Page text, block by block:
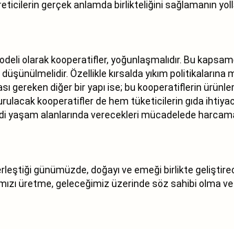
gerçek anlamda birlikteliğini sağlamanın
olarak kooperatifler, yoğunlaşmalıdır. Bu
Özellikle kırsalda yıkım
gereken diğer bir yapı ise; bu kooperatiflerin
kooperatifler de hem tüketicilerin gıda
yaşam alanlarında verecekleri mücadelede
günümüzde, doğayı ve emeği birlikte
üretme, geleceğimiz üzerinde söz sahibi olma